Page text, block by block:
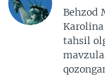
Behzod
tahsil